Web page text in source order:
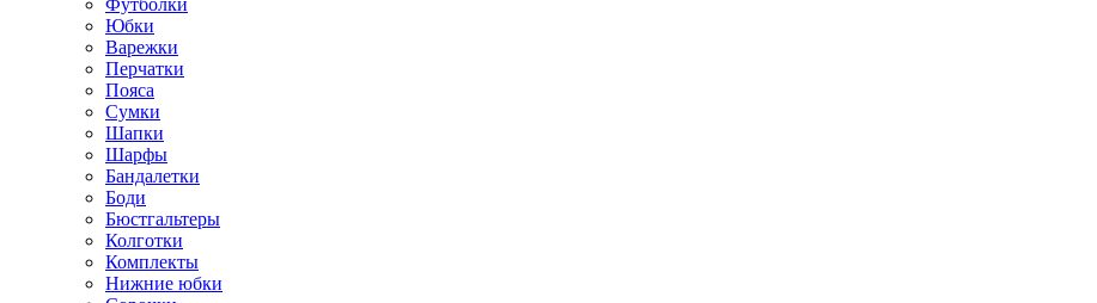
Юбки
Варежки
Перчатки
Пояса
Сумки
Шапки
Шарфы
Бандалетки
Боди
Бюстгальтеры
Колготки
Комплекты
Нижние юбки